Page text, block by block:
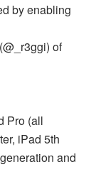
by enabling
of
Pro (all
iPad 5th
and